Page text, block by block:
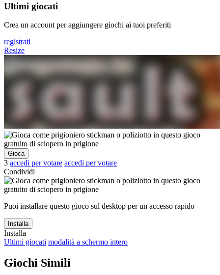
Ultimi giocati
Crea un account per aggiungere giochi ai tuoi preferiti
registrati
Resize
Gioca
3 accedi per votare accedi per votare
Condividi
Puoi installare questo gioco sul desktop per un accesso rapido
Installa
Installa
Ultimi giocati modalità a schermo intero
Giochi Simili